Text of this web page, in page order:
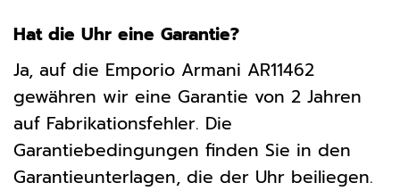
Hat die Uhr eine Garantie?
Ja, auf die Emporio Armani AR11462
gewähren wir eine Garantie von 2 Jahren
auf Fabrikationsfehler. Die
Garantiebedingungen finden Sie in den
Garantieunterlagen, die der Uhr beiliegen.